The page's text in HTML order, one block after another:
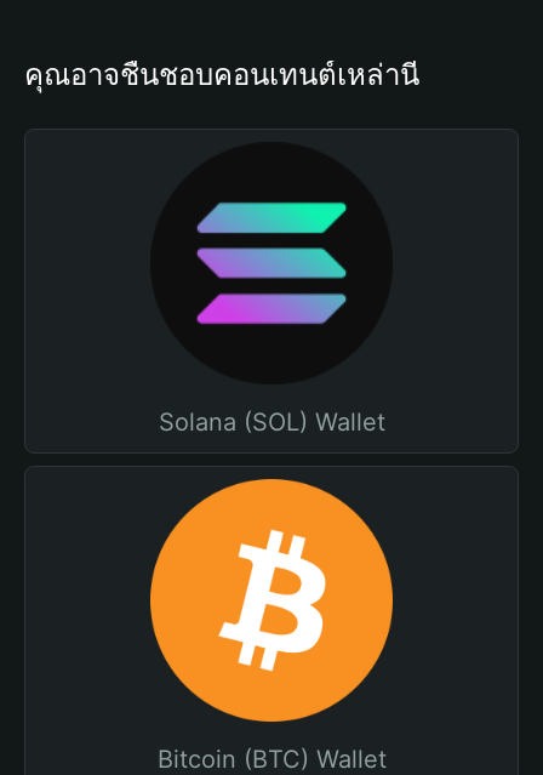
คุณอาจชื่นชอบคอนเทนต์เหล่านี้
Solana (SOL) Wallet
Bitcoin (BTC) Wallet